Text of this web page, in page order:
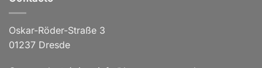
Oskar-Röder-Straße 3
01237 Dresde